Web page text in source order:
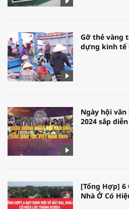
Gỡ thẻ vàng
dựng kinh tế
Ngày hội văn
2024 sắp
[Tổng Hợp]
Nhà Ở Có